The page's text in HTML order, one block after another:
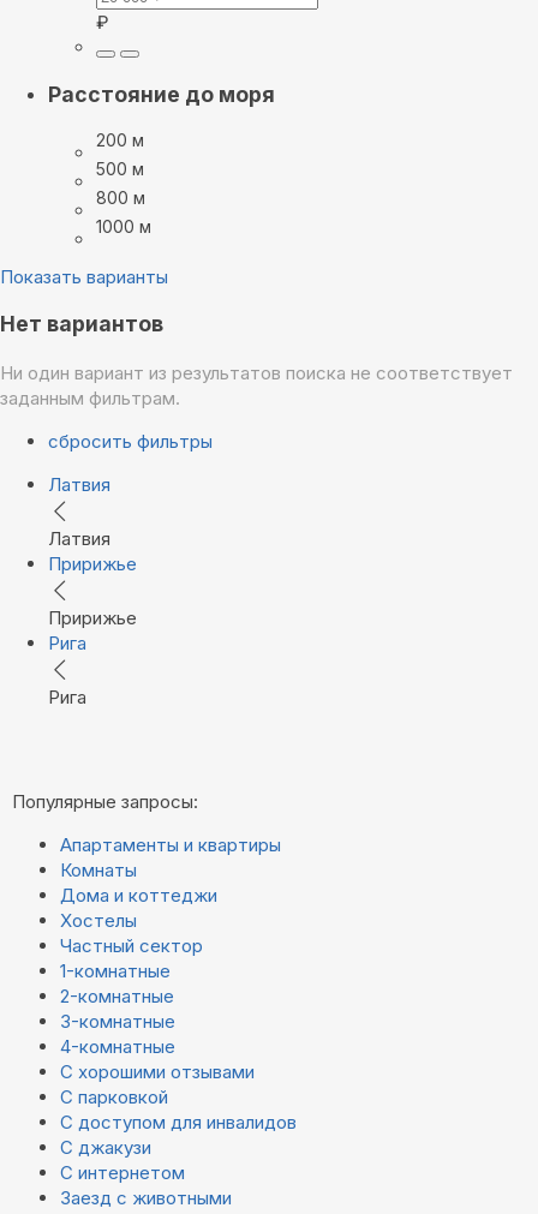
₽
Расстояние до моря
200 м
500 м
800 м
1000 м
Показать варианты
Нет вариантов
Ни один вариант из результатов поиска не соответствует
заданным фильтрам.
сбросить фильтры
Латвия
Латвия
Пририжье
Пририжье
Рига
Рига
Популярные запросы:
Апартаменты и квартиры
Комнаты
Дома и коттеджи
Хостелы
Частный сектор
1-комнатные
2-комнатные
3-комнатные
4-комнатные
С хорошими отзывами
С парковкой
С доступом для инвалидов
С джакузи
С интернетом
Заезд с животными